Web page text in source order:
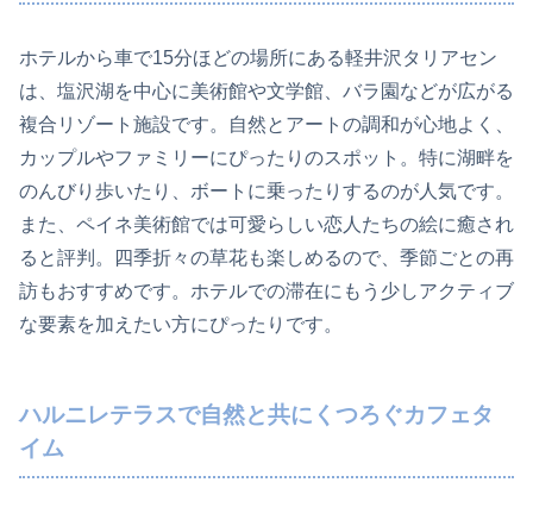
ホテルから車で15分ほどの場所にある軽井沢タリアセン
は、塩沢湖を中心に美術館や文学館、バラ園などが広がる
複合リゾート施設です。自然とアートの調和が心地よく、
カップルやファミリーにぴったりのスポット。特に湖畔を
のんびり歩いたり、ボートに乗ったりするのが人気です。
また、ペイネ美術館では可愛らしい恋人たちの絵に癒され
ると評判。四季折々の草花も楽しめるので、季節ごとの再
訪もおすすめです。ホテルでの滞在にもう少しアクティブ
な要素を加えたい方にぴったりです。
ハルニレテラスで自然と共にくつろぐカフェタ
イム